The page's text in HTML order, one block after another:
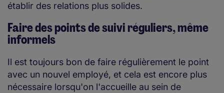
établir des relations plus solides.
Faire des points de suivi réguliers, même
informels
Il est toujours bon de faire régulièrement le point
avec un nouvel employé, et cela est encore plus
nécessaire lorsqu'on l'accueille au sein de